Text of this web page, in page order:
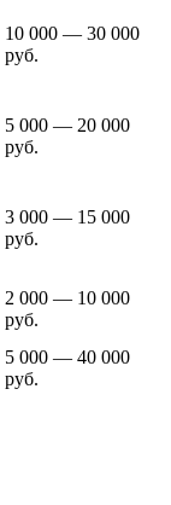
10 000 — 30 000
руб.
5 000 — 20 000
руб.
3 000 — 15 000
руб.
2 000 — 10 000
руб.
5 000 — 40 000
руб.